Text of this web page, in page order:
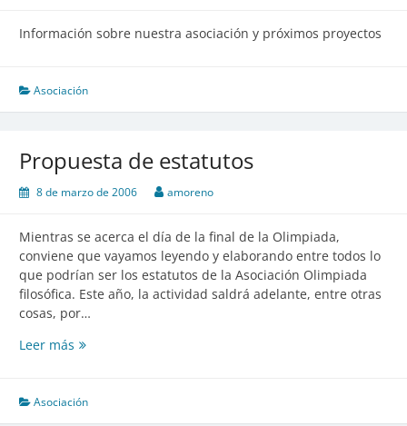
Información sobre nuestra asociación y próximos proyectos
Asociación
Propuesta de estatutos
8 de marzo de 2006 amoreno
Mientras se acerca el día de la final de la Olimpiada,
conviene que vayamos leyendo y elaborando entre todos lo
que podrían ser los estatutos de la Asociación Olimpiada
filosófica. Este año, la actividad saldrá adelante, entre otras
cosas, por…
Leer más Propuesta
Asociación